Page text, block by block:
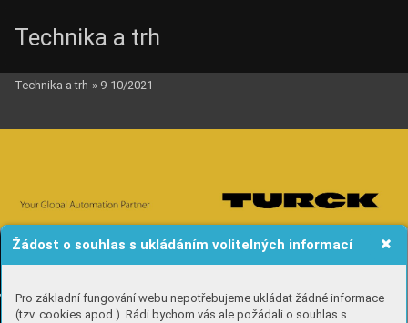
Žádost o souhlas s ukládáním volitelných informací
Pro základní fungování webu nepotřebujeme ukládat žádné informace
(tzv. cookies apod.). Rádi bychom vás ale požádali o souhlas s
Technika a trh
Technika a trh » 9-10/2021